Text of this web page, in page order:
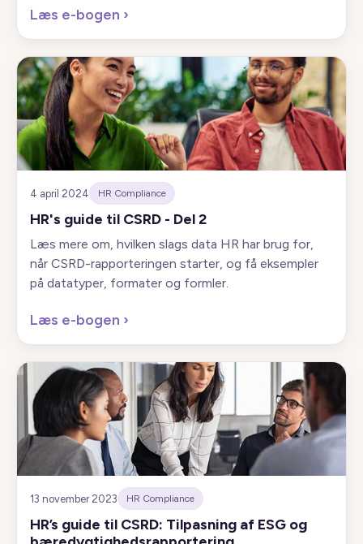
Læs e-bogen ›
4 april 2024 HR Compliance
HR's guide til CSRD - Del 2
Læs mere om, hvilken slags data HR har brug for,
når CSRD-rapporteringen starter, og få eksempler
på datatyper, formater og formler.
Læs e-bogen ›
13 november 2023 HR Compliance
HR’s guide til CSRD: Tilpasning af ESG og